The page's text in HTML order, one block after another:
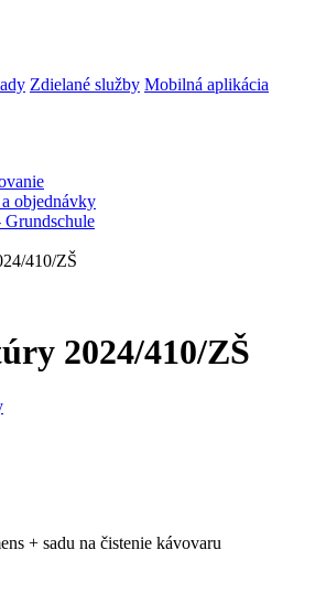
Zdielané služby Mobilná aplikácia
objednávky
Grundschule
410/ZŠ
2024/410/ZŠ
+ sadu na čistenie kávovaru